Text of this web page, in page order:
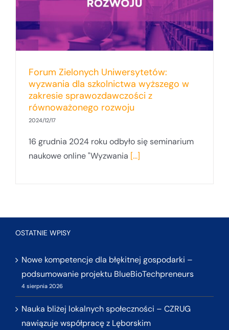
Forum Zielonych Uniwersytetów:
wyzwania dla szkolnictwa wyższego w
zakresie sprawozdawczości z
równoważonego rozwoju
2024/12/17
16 grudnia 2024 roku odbyło się seminarium
naukowe online "Wyzwania [...]
OSTATNIE WPISY
Nowe kompetencje dla błękitnej gospodarki –
podsumowanie projektu BlueBioTechpreneurs
4 sierpnia 2026
Nauka bliżej lokalnych społeczności – CZRUG
nawiązuje współpracę z Lęborskim